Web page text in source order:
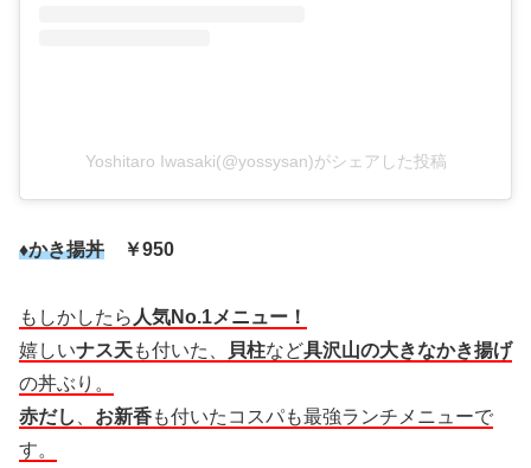
Yoshitaro Iwasaki(@yossysan)がシェアした投稿
♦かき揚丼 ￥950
もしかしたら 人気No.1メニュー！
嬉しいナス天も付いた、 貝柱など具沢山の大きなかき揚げ
の丼ぶり。
赤だし
お新香も付いたコスパも最強ランチメニューで
す。